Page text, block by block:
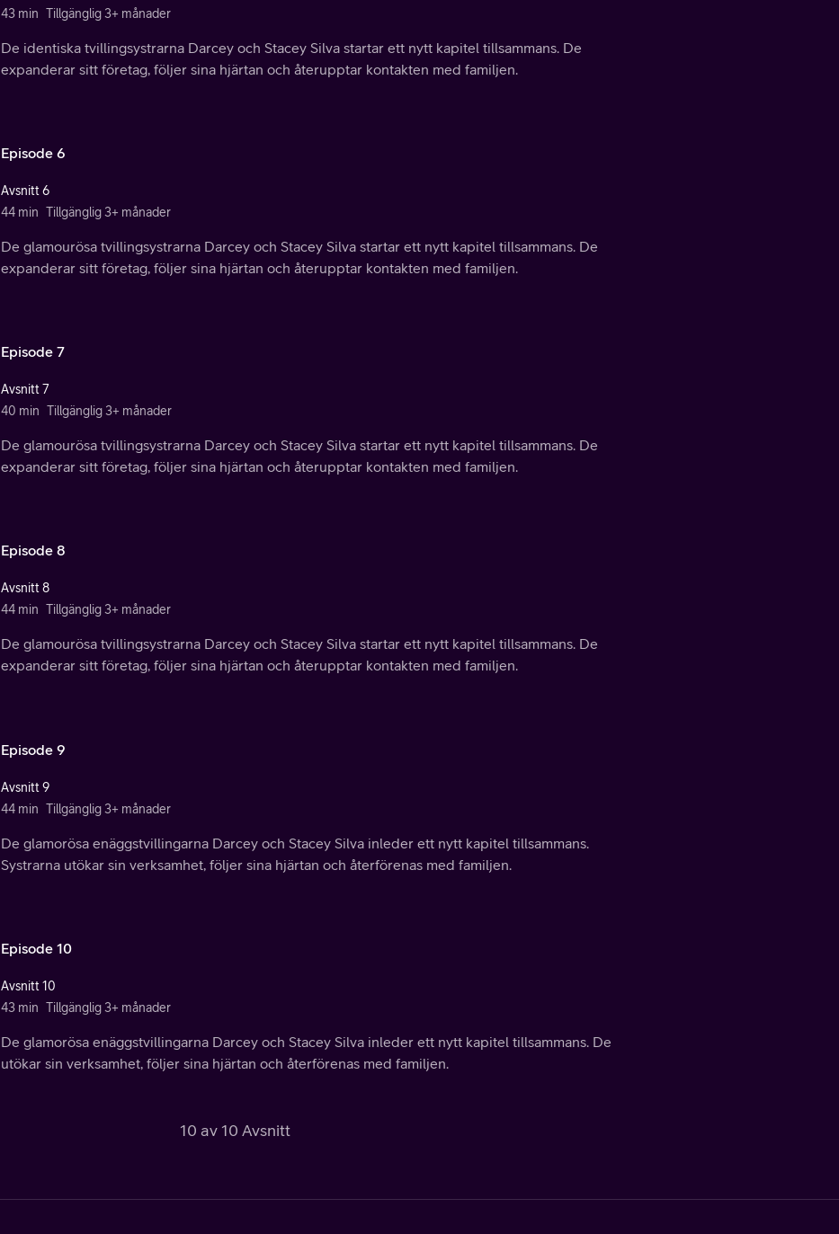
43 min Tillgänglig 3+ månader
De identiska tvillingsystrarna Darcey och Stacey Silva startar ett nytt kapitel tillsammans. De
expanderar sitt företag, följer sina hjärtan och återupptar kontakten med familjen.
Episode 6
Avsnitt 6
44 min Tillgänglig 3+ månader
De glamourösa tvillingsystrarna Darcey och Stacey Silva startar ett nytt kapitel tillsammans. De
expanderar sitt företag, följer sina hjärtan och återupptar kontakten med familjen.
Episode 7
Avsnitt 7
40 min Tillgänglig 3+ månader
De glamourösa tvillingsystrarna Darcey och Stacey Silva startar ett nytt kapitel tillsammans. De
expanderar sitt företag, följer sina hjärtan och återupptar kontakten med familjen.
Episode 8
Avsnitt 8
44 min Tillgänglig 3+ månader
De glamourösa tvillingsystrarna Darcey och Stacey Silva startar ett nytt kapitel tillsammans. De
expanderar sitt företag, följer sina hjärtan och återupptar kontakten med familjen.
Episode 9
Avsnitt 9
44 min Tillgänglig 3+ månader
De glamorösa enäggstvillingarna Darcey och Stacey Silva inleder ett nytt kapitel tillsammans.
Systrarna utökar sin verksamhet, följer sina hjärtan och återförenas med familjen.
Episode 10
Avsnitt 10
43 min Tillgänglig 3+ månader
De glamorösa enäggstvillingarna Darcey och Stacey Silva inleder ett nytt kapitel tillsammans. De
utökar sin verksamhet, följer sina hjärtan och återförenas med familjen.
10 av 10 Avsnitt